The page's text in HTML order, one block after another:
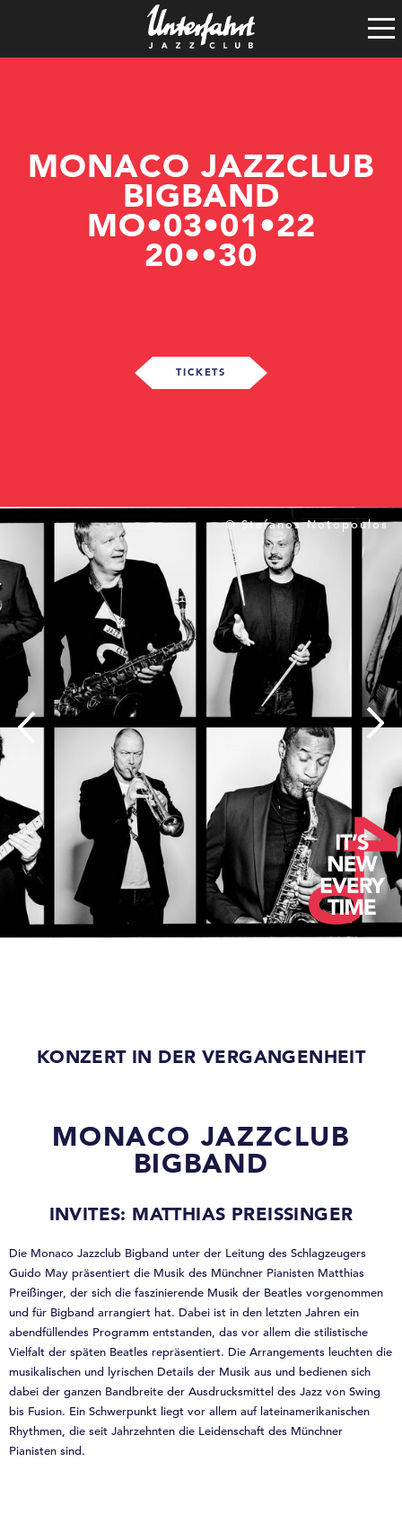
MONACO JAZZCLUB
BIGBAND
MO•03•01•22
20••30
TICKETS
© Stefanos Notopoulos
KONZERT IN DER VERGANGENHEIT
MONACO JAZZCLUB
BIGBAND
INVITES: MATTHIAS PREISSINGER
Die Monaco Jazzclub Bigband unter der Leitung des Schlagzeugers
Guido May präsentiert die Musik des Münchner Pianisten Matthias
Preißinger, der sich die faszinierende Musik der Beatles vorgenommen
und für Bigband arrangiert hat. Dabei ist in den letzten Jahren ein
abendfüllendes Programm entstanden, das vor allem die stilistische
Vielfalt der späten Beatles repräsentiert. Die Arrangements leuchten die
musikalischen und lyrischen Details der Musik aus und bedienen sich
dabei der ganzen Bandbreite der Ausdrucksmittel des Jazz von Swing
bis Fusion. Ein Schwerpunkt liegt vor allem auf lateinamerikanischen
Rhythmen, die seit Jahrzehnten die Leidenschaft des Münchner
Pianisten sind.